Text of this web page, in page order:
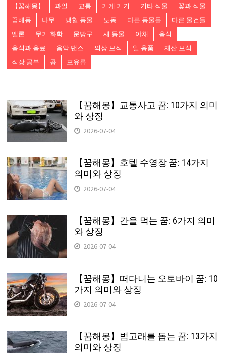
【꿈해몽】 과일 교통 기계 기기 기타 식물
꽃과 식물
꿈해몽
나무 냉혈 동물 노동 다른 동물들
다른 물건들
멜론
무기 화학 문방구 새 동물 야채
음식
음식과 음료
음악 댄스 의상 보석 일 용품
재산 보석
직장 공부
콩 포유류
【꿈해몽】교통사고 꿈: 10가지 의미
와 상징
2026-07-04
【꿈해몽】호텔 수영장 꿈: 14가지
의미와 상징
2026-07-04
【꿈해몽】간을 먹는 꿈: 6가지 의미
와 상징
2026-07-04
【꿈해몽】떠다니는 오토바이 꿈: 10
가지 의미와 상징
2026-07-04
【꿈해몽】범고래를 돕는 꿈: 13가지
의미와 상징